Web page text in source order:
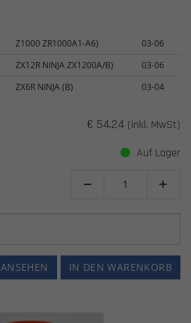
Z1000 ZR1000A1-A6)
03-06
ZX12R NINJA ZX1200A/B)
03-06
ZX6R NINJA (B) 03-04
€ 54.24 (inkl. MwSt)
Auf Lager
 
IN DEN WARENKORB
ANSEHEN